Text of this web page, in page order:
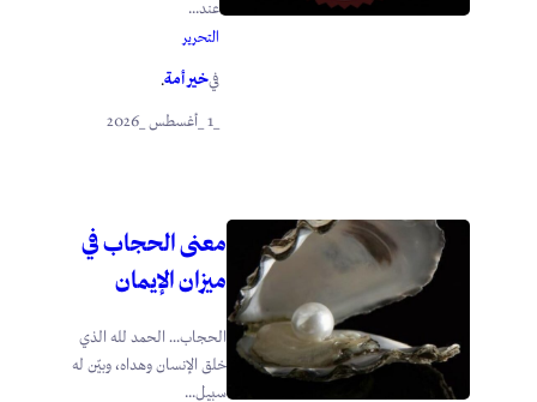
عند...
التحرير
فيخير أمة.
_1 _أغسطس _2026
معنى الحجاب في
ميزان الإيمان
الحجاب… الحمد لله الذي
خلق الإنسان وهداه، وبيّن له
سبيل...